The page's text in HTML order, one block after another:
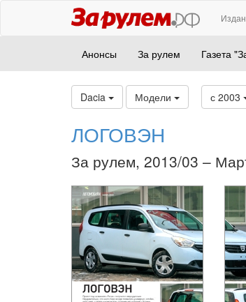
Анонсы За рулем Газета
Dacia Модели с 2003
ЛОГОВЭН
За рулем, 2013/03 –